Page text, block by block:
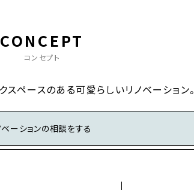
CONCEPT
コンセプト
ペースのある可愛らしいリノベーション。
ベーションの相談をする